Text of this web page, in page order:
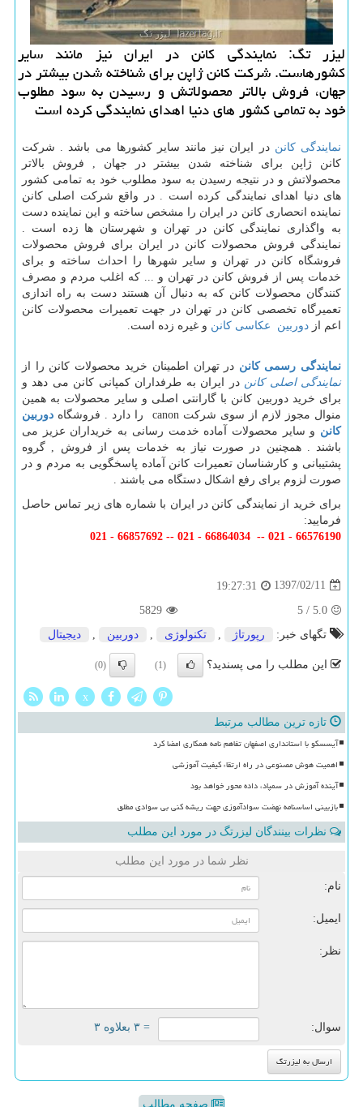
لیزر تگ: نمایندگی كانن در ایران نیز مانند سایر
كشورهاست. شركت كانن ژاپن برای شناخته شدن بیشتر در
جهان، فروش بالاتر محصولاتش و رسیدن به سود مطلوب
خود به تمامی كشور های دنیا اهدای نمایندگی كرده است
نمایندگی کانن در ایران نیز مانند سایر کشورها می باشد . شرکت
کانن ژاپن برای شناخته شدن بیشتر در جهان , فروش بالاتر
محصولاتش و در نتیجه رسیدن به سود مطلوب خود به تمامی کشور
های دنیا اهدای نمایندگی کرده است . در واقع شرکت اصلی کانن
نماینده انحصاری کانن در ایران را مشخص ساخته و این نماینده دست
به واگذاری نمایندگی کانن در تهران و شهرستان ها زده است .
نمایندگی فروش محصولات کانن در ایران برای فروش محصولات
فروشگاه کانن در تهران و سایر شهرها را احداث ساخته و برای
خدمات پس از فروش کانن در تهران و ... که اغلب مردم و مصرف
کنندگان محصولات کانن که به دنبال آن هستند دست به راه اندازی
تعمیرگاه تخصصی کانن در تهران در جهت تعمیرات محصولات کانن
اعم از دوربین عکاسی کانن و غیره زده است.
نمایندگی رسمی کانن در تهران اطمینان خرید محصولات کانن را از
نمایندگی اصلی کانن در ایران به طرفداران کمپانی کانن می دهد و
برای خرید دوربین کانن با گارانتی اصلی و سایر محصولات به همین
منوال مجوز لازم از سوی شرکت canon را دارد . فروشگاه
دوربین
کانن و سایر محصولات آماده خدمت رسانی به خریداران عزیز می
باشند . همچنین در صورت نیاز به خدمات پس از فروش , گروه
پشتیبانی و کارشناسان تعمیرات کانن آماده پاسخگویی به مردم و در
صورت لزوم برای رفع اشکال دستگاه می باشند .
برای خرید از نمایندگی کانن در ایران با شماره های زیر تماس حاصل
فرمایید:
66576190 - 021 -- 66864034 - 021 -- 66857692 - 021
1397/02/11
19:27:31
5.0
/
5
5829
تگهای خبر:
رپورتاژ تكنولوژی دوربین دیجیتال
این مطلب را می پسندید؟ (1)
(0)
x
تازه ترین مطالب مرتبط
آیسسکو با استانداری اصفهان تفاهم نامه همکاری امضا کرد
اهمیت هوش مصنوعی در راه ارتقاء کیفیت آموزشی
آینده آموزش در سمپاد، داده محور خواهد بود
بازبینی اساسنامه نهضت سوادآموزی جهت ریشه کنی بی سوادی مطلق
نظرات بینندگان لیزرتگ در مورد این مطلب
نظر شما در مورد این مطلب
نام:
ایمیل:
نظر:
سوال: = ۳ بعلاوه ۳
صفحه مطالب